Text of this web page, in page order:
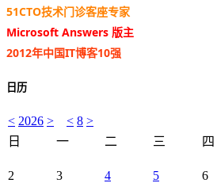
51CTO技术门诊客座专家
Microsoft Answers 版主
2012年中国IT博客10强
日历
< 2026 > < 8 >
日
一 二 三 四
2
3 4 5 6